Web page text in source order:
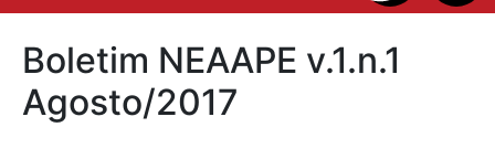
Boletim NEAAPE v.1.n.1
Agosto/2017